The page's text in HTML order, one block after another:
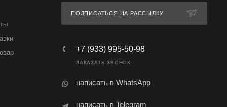
ПОДПИСАТЬСЯ НА РАССЫЛКУ
+7 (933) 995-50-98
ЗАКАЗАТЬ ЗВОНОК
написать в WhatsApp
написать в Telegram